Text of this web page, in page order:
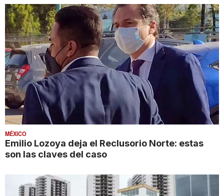
MÉXICO
Emilio Lozoya deja el Reclusorio Norte: estas
son las claves del caso